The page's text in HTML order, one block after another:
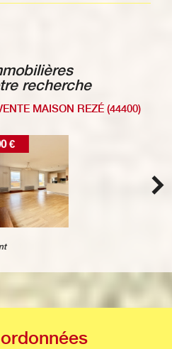
recherche
MAISON REZÉ (44400)
€